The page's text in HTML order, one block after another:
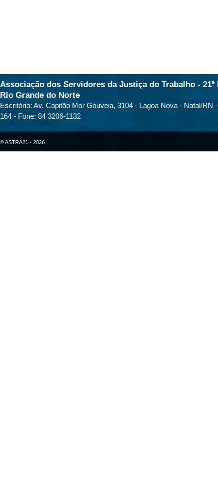
Associação dos Servidores da Justiça do Trabalho - 21ª
Rio Grande do Norte
Escritório: Av. Capitão Mor Gouveia, 3104 - Lagoa Nova - Natal/RN
164 - Fone: 84 3206-1132
© ASTRA21 - 2026